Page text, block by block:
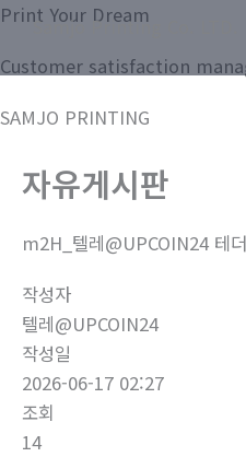
콘
츠
건
Samjo Printing Co. LTD.
Print Your Dream
Customer satisfaction
SAMJO PRINTING
자유게시판
m2H_텔레@UPCOIN24 테
작성자
텔레@UPCOIN24
작성일
2026-06-17 02:27
조회
14